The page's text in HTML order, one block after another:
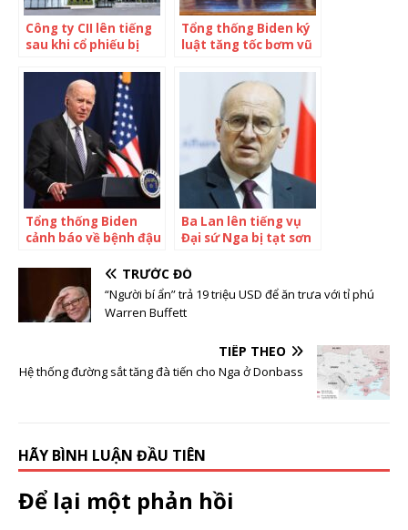
Công ty CII lên tiếng
sau khi cổ phiếu bị
báo
Tổng thống Biden ký
luật tăng tốc bơm vũ
Tổng thống Biden
cảnh báo về bệnh đậu
Ba Lan lên tiếng vụ
Đại sứ Nga bị tạt sơn
TRƯỚC ĐÓ
“Người bí ẩn” trả 19 triệu USD để ăn trưa với tỉ phú
Warren Buffett
TIẾP THEO
Hệ thống đường sắt tăng đà tiến cho Nga ở Donbass
HÃY BÌNH LUẬN ĐẦU TIÊN
Để lại một phản hồi